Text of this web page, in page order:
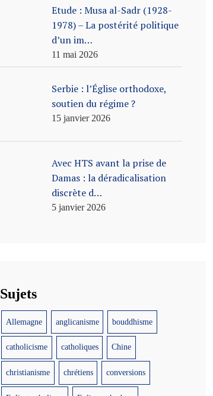
Etude : Musa al-Sadr (1928-
1978) – La postérité politique
d’un im…
11 mai 2026
Serbie : l’Église orthodoxe,
soutien du régime ?
15 janvier 2026
Avec HTS avant la prise de
Damas : la déradicalisation
discrète d…
5 janvier 2026
Sujets
Allemagne anglicanisme bouddhisme
catholicisme catholiques Chine
christianisme chrétiens conversions